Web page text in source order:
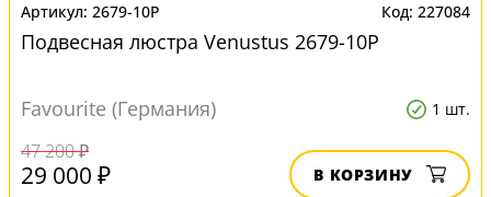
2679-10P 227084
Подвесная люстра Venustus 2679-10P
Favourite (Германия) 1 шт.
47 200 ₽
29 000 ₽ В КОРЗИНУ